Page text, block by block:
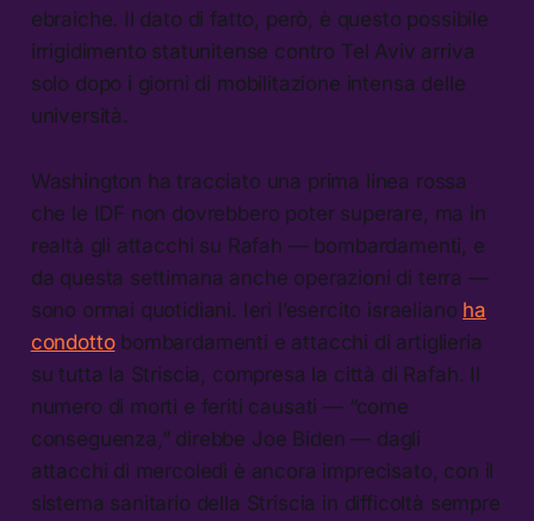
ebraiche. Il dato di fatto, però, è questo possibile
irrigidimento statunitense contro Tel Aviv arriva
solo dopo i giorni di mobilitazione intensa delle
università.
Washington ha tracciato una prima linea rossa
che le IDF non dovrebbero poter superare, ma in
realtà gli attacchi su Rafah — bombardamenti, e
da questa settimana anche operazioni di terra —
sono ormai quotidiani. Ieri l’esercito israeliano ha
condottobombardamenti e attacchi di artiglieria
su tutta la Striscia, compresa la città di Rafah. Il
numero di morti e feriti causati — “come
conseguenza,” direbbe Joe Biden — dagli
attacchi di mercoledì è ancora imprecisato, con il
sistema sanitario della Striscia in difficoltà sempre